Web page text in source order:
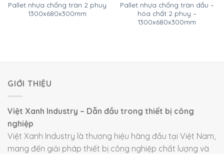
Pallet nhựa chống tràn 2 phuy
1300x680x300mm
Pallet nhựa chống tràn dầu –
hóa chất 2 phuy –
1300x680x300mm
GIỚI THIỆU
Việt Xanh Industry – Dẫn đầu trong thiết bị công
nghiệp
Việt Xanh Industry là thương hiệu hàng đầu tại Việt Nam,
mang đến giải pháp thiết bị công nghiệp chất lượng và